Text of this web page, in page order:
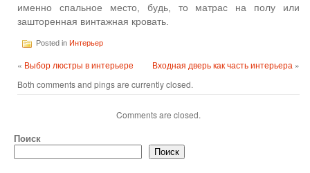
именно спальное место, будь, то матрас на полу или
зашторенная винтажная кровать.
Posted in Интерьер
« Выбор люстры в интерьере Входная дверь как часть интерьера »
Both comments and pings are currently closed.
Comments are closed.
Поиск
Поиск